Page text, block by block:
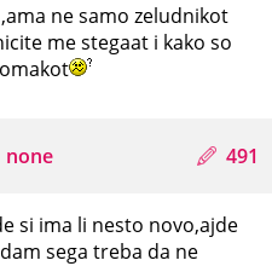
ne samo zeludnikot
me stegaat i kako so
none 491
si ima li nesto novo,ajde
sega treba da ne